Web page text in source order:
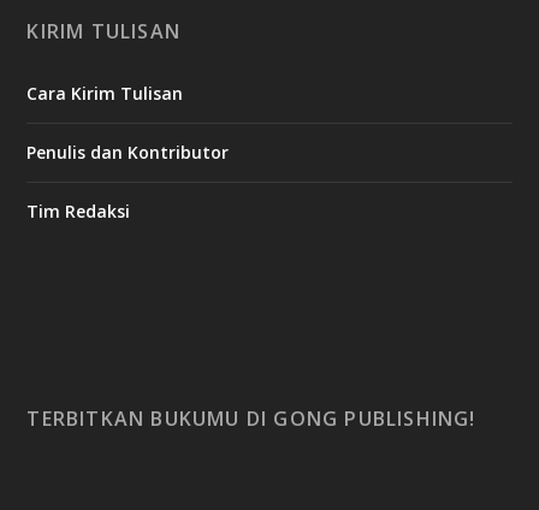
KIRIM TULISAN
Cara Kirim Tulisan
Penulis dan Kontributor
Tim Redaksi
TERBITKAN BUKUMU DI GONG PUBLISHING!